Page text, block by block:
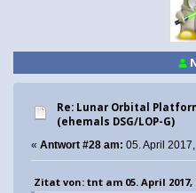
Re: Lunar Orbital
(ehemals DSG/LOP-G)
« Antwort #28 am: 05. April
Zitat von: tnt am 05. April 2017,